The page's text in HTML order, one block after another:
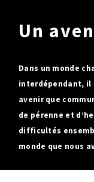
Un
Dans un monde
interdépendant, il
avenir que
de pérenne et
difficultés
monde que nous